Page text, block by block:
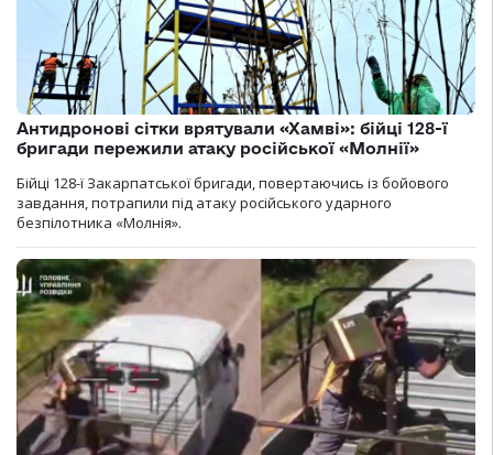
Антидронові сітки врятували «Хамві»: бійці 128-ї
бригади пережили атаку російської «Молнії»
Бійці 128-ї Закарпатської бригади, повертаючись із бойового
завдання, потрапили під атаку російського ударного
безпілотника «Молнія».